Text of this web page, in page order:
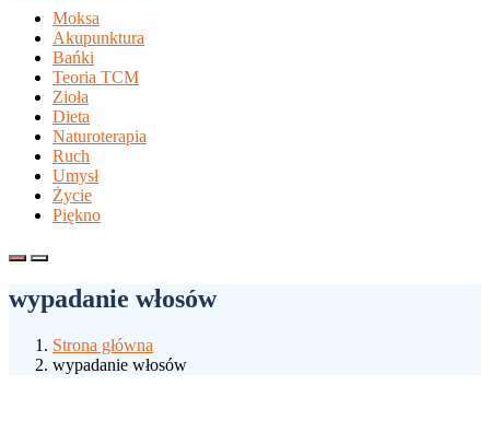
Moksa
Akupunktura
Bańki
Teoria TCM
Zioła
Dieta
Naturoterapia
Ruch
Umysł
Życie
Piękno
wypadanie włosów
Strona główna
wypadanie włosów